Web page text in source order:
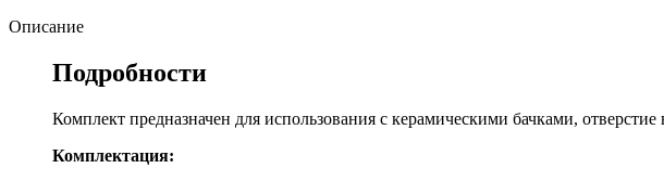
Описание
Подробности
Комплект предназначен для использования с керамическими бачками,
Комплектация: